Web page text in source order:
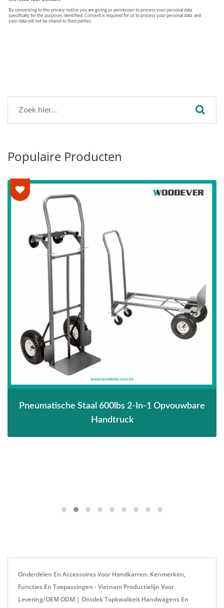
Populaire Producten
Pneumatische Staal 600lbs 2-In-1 Opvouwbare
Handtruck
Onderdelen En Accessoires Voor Handkarren: Kenmerken,
Functies En Toepassingen - Vietnam Productielijn Voor
Levering/OEM ODM | Ontdek Topkwaliteit Handwagens En